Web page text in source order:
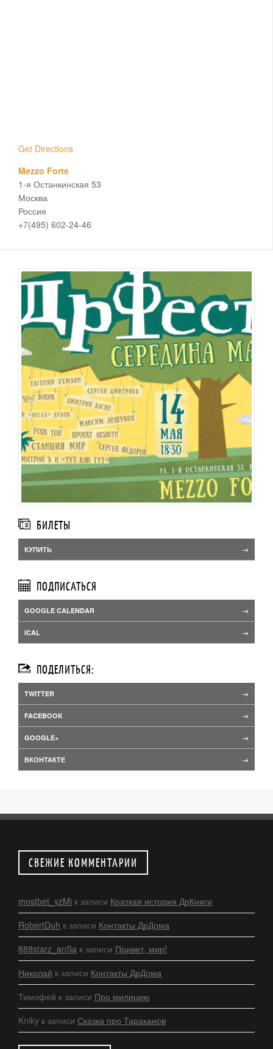
Get Directions
Mezzo Forte
1-я Останкинская 53
Москва
Россия
+7(495) 602-24-46
БИЛЕТЫ
КУПИТЬ
ПОДПИСАТЬСЯ
GOOGLE CALENDAR
ICAL
ПОДЕЛИТЬСЯ:
TWITTER
FACEBOOK
GOOGLE+
ВКОНТАКТЕ
СВЕЖИЕ КОММЕНТАРИИ
mostbet_yzMi к записи Краткая история ДрКниги
RobertDuh к записи Контакты ДрДома
888starz_anSa к записи Привет, мир!
Николай к записи Контакты ДрДома
Тимофей к записи Про милицию
Kniky к записи Сказка про Тараканов